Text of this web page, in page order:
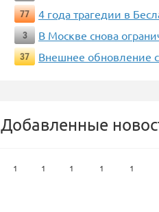
77
4 года трагедии в
3
В Москве снова
37
Внешнее обновление
Добавленные
1 1 1 1 1